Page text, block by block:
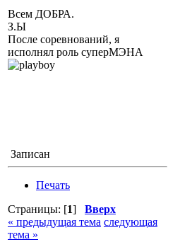
Всем ДОБРА.
З.Ы
После соревнований, я
исполнял роль суперМЭНА
Записан
Печать
Страницы: [1] Вверх
« предыдущая тема следующая
тема »